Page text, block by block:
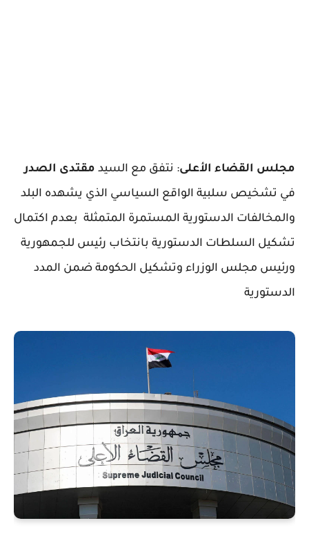
مجلس القضاء الأعلى: نتفق مع السيد مقتدى الصدر
في تشخيص سلبية الواقع ‏السياسي الذي يشهده البلد
والمخالفات الدستورية المستمرة ‏المتمثلة بعدم اكتمال
تشكيل السلطات الدستورية بانتخاب رئيس ‏للجمهورية
ورئيس مجلس الوزراء وتشكيل الحكومة ضمن المدد
‏الدستورية